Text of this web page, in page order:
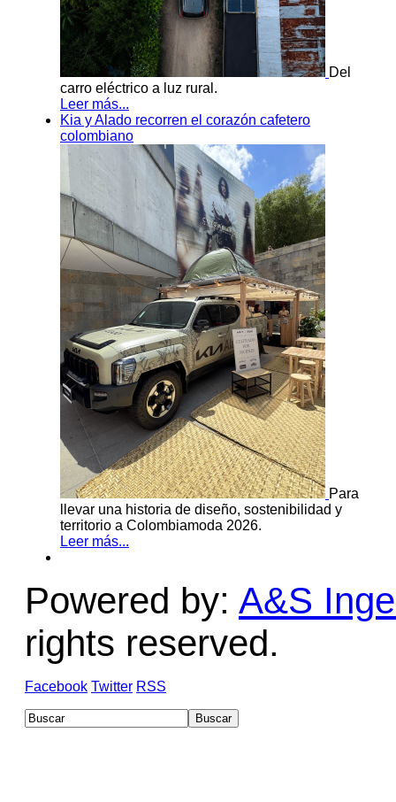
Del
carro eléctrico a luz rural.
Leer más...
Kia y Alado recorren el corazón cafetero
colombiano
Para
llevar una historia de diseño, sostenibilidad y
territorio a Colombiamoda 2026.
Leer más...
Powered by: A&S
rights reserved.
Facebook Twitter RSS